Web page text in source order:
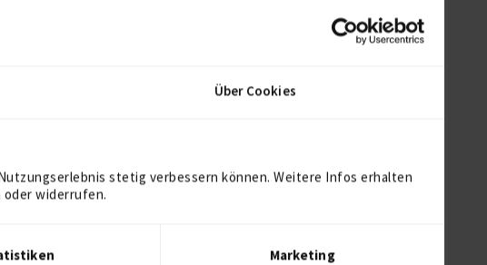
Über Cookies
stetig verbessern können. Weitere Infos erhalten
oder widerrufen.
Marketing
viel Projekterfarungen basiert auf Six Sigma Methode